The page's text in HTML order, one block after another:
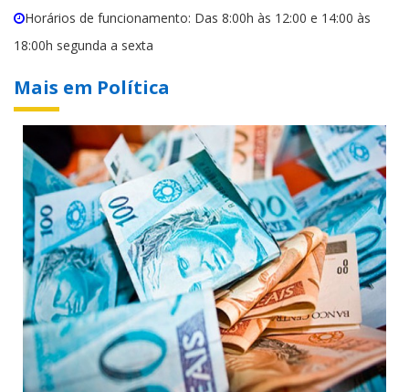
Horários de funcionamento: Das 8:00h às 12:00 e 14:00 às
18:00h segunda a sexta
Mais em Política